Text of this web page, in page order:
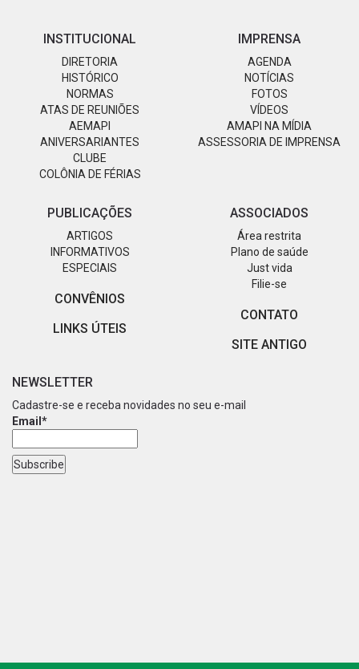
INSTITUCIONAL
DIRETORIA
HISTÓRICO
NORMAS
ATAS DE REUNIÕES
AEMAPI
ANIVERSARIANTES
CLUBE
COLÔNIA DE FÉRIAS
IMPRENSA
AGENDA
NOTÍCIAS
FOTOS
VÍDEOS
AMAPI NA MÍDIA
ASSESSORIA DE IMPRENSA
PUBLICAÇÕES
ARTIGOS
INFORMATIVOS
ESPECIAIS
CONVÊNIOS
LINKS ÚTEIS
ASSOCIADOS
Área restrita
Plano de saúde
Just vida
Filie-se
CONTATO
SITE ANTIGO
NEWSLETTER
Cadastre-se e receba novidades no seu e-mail
Email*